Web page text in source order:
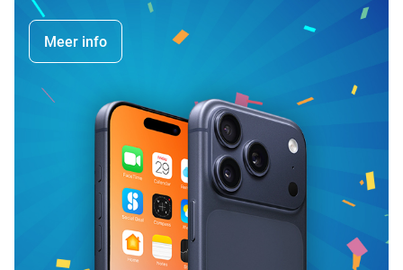
Meer info